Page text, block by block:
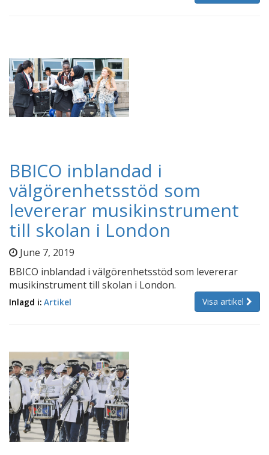
BBICO inblandad i
välgörenhetsstöd som
levererar musikinstrument
till skolan i London
June 7, 2019
BBICO inblandad i välgörenhetsstöd som levererar
musikinstrument till skolan i London.
Visa artikel
Inlagd i: Artikel